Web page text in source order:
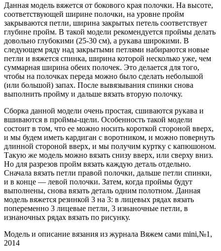
Данная модель вяжется от бокового края полочки. На высоте,
соответствующей ширине полочки, на уровне пройм
закрываются петли, ширина закрытых петель соответствует
глубине пройм. В такой модели рекомендуется проймы делать
довольно глубокими (25-30 см), а рукава широкими. В
следующем ряду над закрытыми петлями набираются новые
петли и вяжется спинка, ширина которой несколько уже, чем
суммарная ширина обеих полочек. Это делается для того,
чтобы на полочках переда можно было сделать небольшой
(или большой) запах. После вывязывания спинки снова
выполнить пройму и дальше вязать вторую полочку.
Сборка данной модели очень простая, сшиваются рукава и
вшиваются в проймы-щели. Особенность такой модели
состоит в том, что ее можно носить короткой стороной вверх,
и мы будем иметь кардиган с воротником, и можно повернуть
длинной стороной вверх, и мы получим куртку с капюшоном.
Такую же модель можно вязать снизу вверх, или сверху вниз.
Но для разрезов пройм вязать каждую деталь отдельно.
Сначала вязать петли правой полочки, дальше петли спинки,
и в конце — левой полочки. Затем, когда проймы будут
выполнены, снова вязать деталь одним полотном. Данная
модель вяжется резинкой 3 на 3: в лицевых рядах вязать
попеременно 3 лицевые петли, 3 изнаночные петли, в
изнаночных рядах вязать по рисунку.
Модель и описание вязания из журнала Вяжем сами mini,№1,
2014